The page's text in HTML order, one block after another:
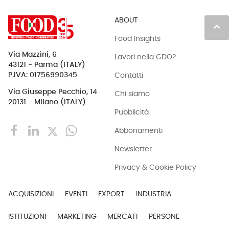
keyboard_arrow_up
Via Mazzini, 6
43121 - Parma (ITALY)
P.IVA: 01756990345
Via Giuseppe Pecchio, 14
20131 - Milano (ITALY)
ABOUT
Food Insights
Lavori nella GDO?
Contatti
Chi siamo
Pubblicità
Abbonamenti
Newsletter
Privacy & Cookie Policy
ACQUISIZIONI EVENTI EXPORT INDUSTRIA
ISTITUZIONI MARKETING MERCATI PERSONE